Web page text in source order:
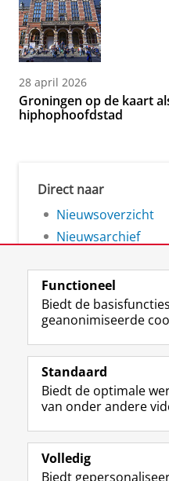
28 april 2026
Groningen op de kaart
hiphophoofdstad
Direct naar
Nieuwsoverzicht
Nieuwsarchief
Volg de RUG
Studiekiezers
Alumni
Functioneel
Biedt de
geanonimiseerde
Standaard
Biedt de optimale
van onder andere
Volledig
Biedt